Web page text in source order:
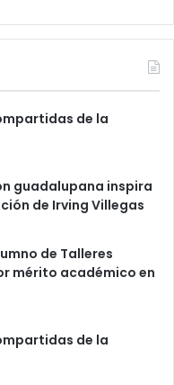
de la
guadalupana inspira
de Irving Villegas
de Talleres
mérito académico en
de la